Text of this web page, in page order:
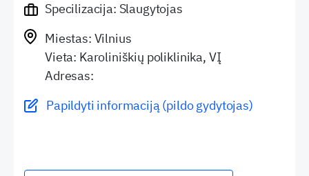
Specilizacija: Slaugytojas
Miestas: Vilnius
Vieta: Karoliniškių poliklinika, VĮ
Adresas:
Papildyti informaciją (pildo gydytojas)